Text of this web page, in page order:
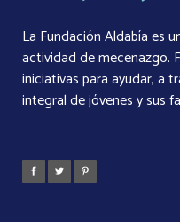
La Fundación Aldabía es
actividad de mecenazgo.
iniciativas para ayudar, a
integral de jóvenes y sus